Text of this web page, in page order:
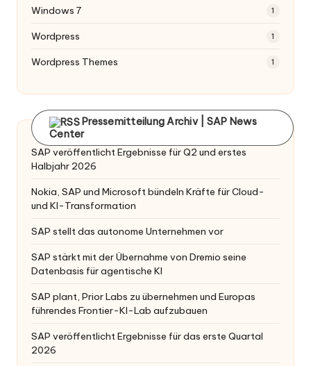
Windows 7 1
Wordpress 1
Wordpress Themes 1
Pressemitteilung Archiv | SAP News
Center
SAP veröffentlicht Ergebnisse für Q2 und erstes
Halbjahr 2026
Nokia, SAP und Microsoft bündeln Kräfte für Cloud-
und KI-Transformation
SAP stellt das autonome Unternehmen vor
SAP stärkt mit der Übernahme von Dremio seine
Datenbasis für agentische KI
SAP plant, Prior Labs zu übernehmen und Europas
führendes Frontier-KI-Lab aufzubauen
SAP veröffentlicht Ergebnisse für das erste Quartal
2026